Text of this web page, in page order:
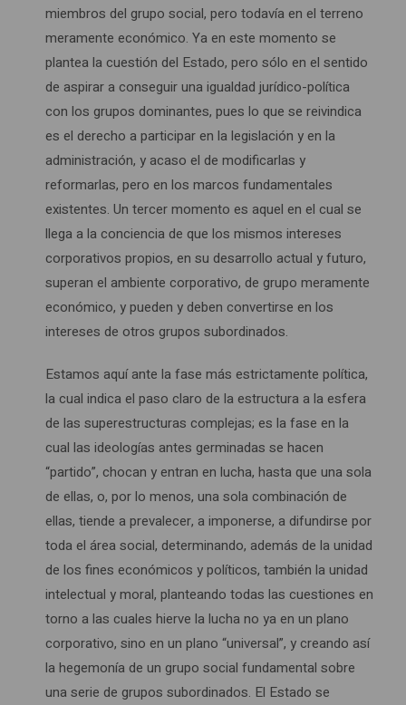
miembros del grupo social, pero todavía en el terreno
meramente económico. Ya en este momento se
plantea la cuestión del Estado, pero sólo en el sentido
de aspirar a conseguir una igualdad jurídico-política
con los grupos dominantes, pues lo que se reivindica
es el derecho a participar en la legislación y en la
administración, y acaso el de modificarlas y
reformarlas, pero en los marcos fundamentales
existentes. Un tercer momento es aquel en el cual se
llega a la conciencia de que los mismos intereses
corporativos propios, en su desarrollo actual y futuro,
superan el ambiente corporativo, de grupo meramente
económico, y pueden y deben convertirse en los
intereses de otros grupos subordinados.
Estamos aquí ante la fase más estrictamente política,
la cual indica el paso claro de la estructura a la esfera
de las superestructuras complejas; es la fase en la
cual las ideologías antes germinadas se hacen
“partido”, chocan y entran en lucha, hasta que una sola
de ellas, o, por lo menos, una sola combinación de
ellas, tiende a prevalecer, a imponerse, a difundirse por
toda el área social, determinando, además de la unidad
de los fines económicos y políticos, también la unidad
intelectual y moral, planteando todas las cuestiones en
torno a las cuales hierve la lucha no ya en un plano
corporativo, sino en un plano “universal”, y creando así
la hegemonía de un grupo social fundamental sobre
una serie de grupos subordinados. El Estado se